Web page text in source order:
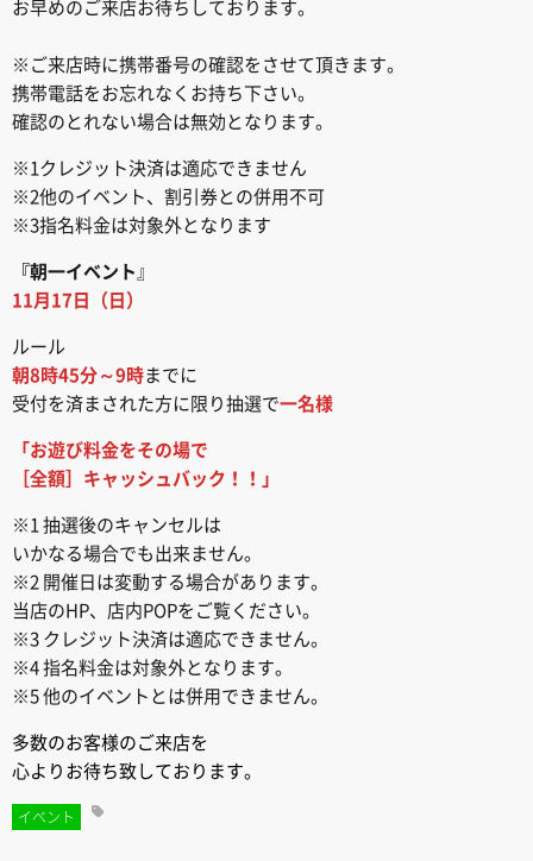
お早めのご来店お待ちしております。
※ご来店時に携帯番号の確認をさせて頂きます。
携帯電話をお忘れなくお持ち下さい。
確認のとれない場合は無効となります。
※1クレジット決済は適応できません
※2他のイベント、割引券との併用不可
※3指名料金は対象外となります
『朝一イベント 』
11月17日（日）
ルール
朝8時45分～9時までに
受付を済まされた方に限り抽選で一名様
「お遊び料金をその場で
［全額］キャッシュバック！！」
※1 抽選後のキャンセルは
いかなる場合でも出来ません。
※2 開催日は変動する場合があります。
当店のHP、店内POPをご覧ください。
※3 クレジット決済は適応できません。
※4 指名料金は対象外となります。
※5 他のイベントとは併用できません。
多数のお客様のご来店を
心よりお待ち致しております。
イベント